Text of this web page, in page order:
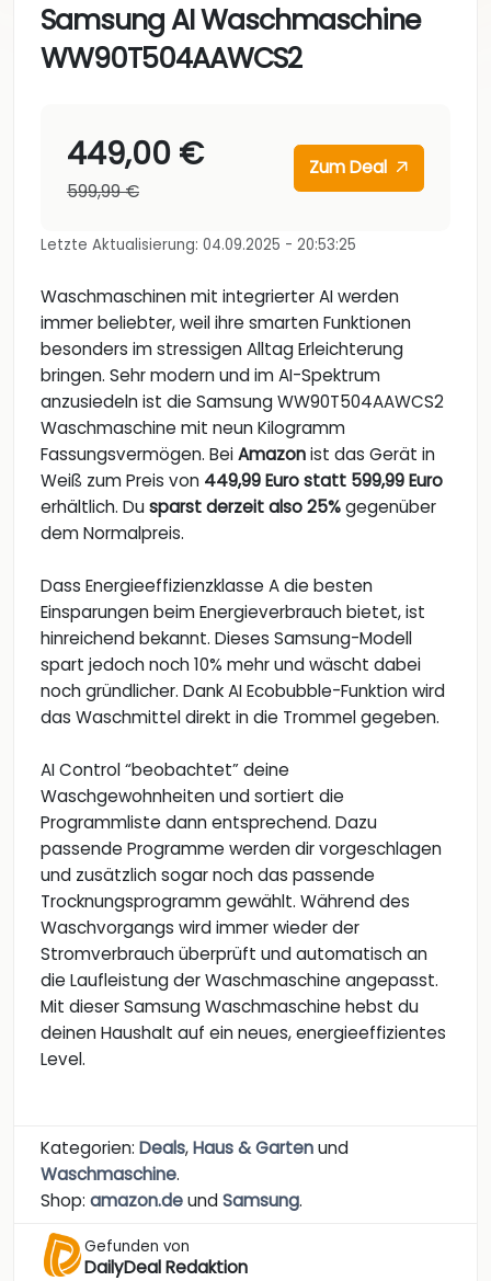
Samsung AI Waschmaschine
WW90T504AAWCS2
449,00 €
599,99 €
Zum Deal
Letzte Aktualisierung: 04.09.2025 - 20:53:25
Waschmaschinen mit integrierter AI werden
immer beliebter, weil ihre smarten Funktionen
besonders im stressigen Alltag Erleichterung
bringen. Sehr modern und im AI-Spektrum
anzusiedeln ist die Samsung WW90T504AAWCS2
Waschmaschine mit neun Kilogramm
Fassungsvermögen. BeiAmazonist das Gerät in
Weiß zum Preis von 449,99 Euro statt 599,99 Euro
erhältlich. Dusparst derzeit also 25%gegenüber
dem Normalpreis.
Dass Energieeffizienzklasse A die besten
Einsparungen beim Energieverbrauch bietet, ist
hinreichend bekannt. Dieses Samsung-Modell
spart jedoch noch 10% mehr und wäscht dabei
noch gründlicher. Dank AI Ecobubble-Funktion wird
das Waschmittel direkt in die Trommel gegeben.
AI Control “beobachtet” deine
Waschgewohnheiten und sortiert die
Programmliste dann entsprechend. Dazu
passende Programme werden dir vorgeschlagen
und zusätzlich sogar noch das passende
Trocknungsprogramm gewählt. Während des
Waschvorgangs wird immer wieder der
Stromverbrauch überprüft und automatisch an
die Laufleistung der Waschmaschine angepasst.
Mit dieser Samsung Waschmaschine hebst du
deinen Haushalt auf ein neues, energieeffizientes
Level.
Kategorien: Deals,Haus & Gartenund
Waschmaschine.
Shop: amazon.deundSamsung.
Gefunden von
DailyDeal Redaktion